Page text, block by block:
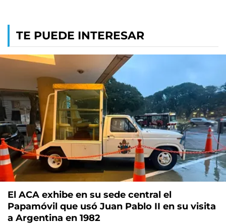
TE PUEDE INTERESAR
El ACA exhibe en su sede central el
Papamóvil que usó Juan Pablo II en su visita
a Argentina en 1982